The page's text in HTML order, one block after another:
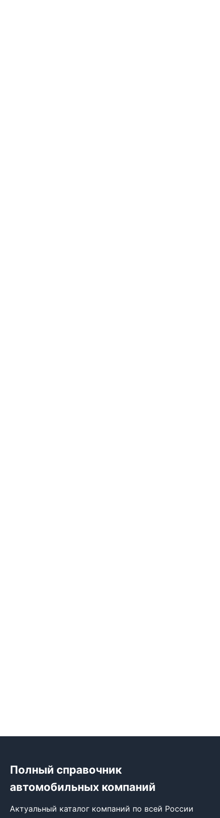
Полный справочник
автомобильных компаний
Актуальный каталог компаний по всей России